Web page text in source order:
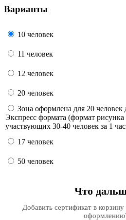
Варианты
10 человек
11 человек
12 человек
20 человек
Зона оформлена для 20 человек
Экспресс формата (формат
участвующих 30-40 человек за 1 час
17 человек
50 человек
Что
Добавить сертификат в